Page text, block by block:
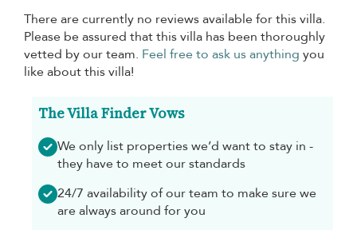
There are currently no reviews available for this villa.
Please be assured that this villa has been thoroughly
vetted by our team. Feel free to ask us anything you
like about this villa!
The Villa Finder Vows
We only list properties we’d want to stay in -
they have to meet our standards
24/7 availability of our team to make sure we
are always around for you